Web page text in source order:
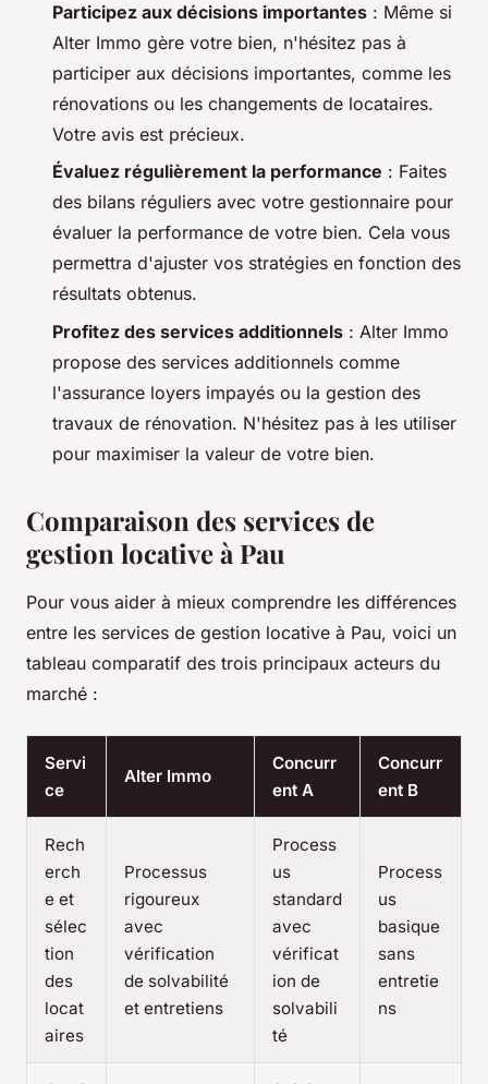
Participez aux décisions importantes : Même si
Alter Immo gère votre bien, n'hésitez pas à
participer aux décisions importantes, comme les
rénovations ou les changements de locataires.
Votre avis est précieux.
Évaluez régulièrement la performance : Faites
des bilans réguliers avec votre gestionnaire pour
évaluer la performance de votre bien. Cela vous
permettra d'ajuster vos stratégies en fonction des
résultats obtenus.
Profitez des services additionnels : Alter Immo
propose des services additionnels comme
l'assurance loyers impayés ou la gestion des
travaux de rénovation. N'hésitez pas à les utiliser
pour maximiser la valeur de votre bien.
Comparaison des services de
gestion locative à Pau
Pour vous aider à mieux comprendre les différences
entre les services de gestion locative à Pau, voici un
tableau comparatif des trois principaux acteurs du
marché :
Servi
ce
Alter Immo
Concurr
ent A
Concurr
ent B
Rech
erch
e et
sélec
tion
des
locat
aires
Processus
rigoureux
avec
vérification
de solvabilité
et entretiens
Process
us
standard
avec
vérificat
ion de
solvabili
té
Process
us
basique
sans
entretie
ns